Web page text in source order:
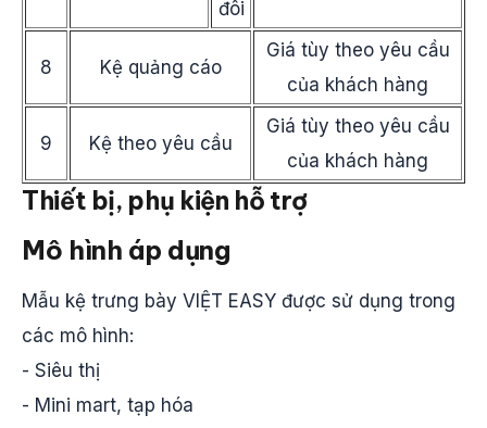
đôi
8 Kệ quảng cáo
Giá tùy theo yêu cầu
của khách hàng
9 Kệ theo yêu cầu
Giá tùy theo yêu cầu
của khách hàng
Thiết bị, phụ kiện hỗ trợ
Mô hình áp dụng
Mẫu kệ trưng bày VIỆT EASY được sử dụng trong
các mô hình:
- Siêu thị
- Mini mart, tạp hóa